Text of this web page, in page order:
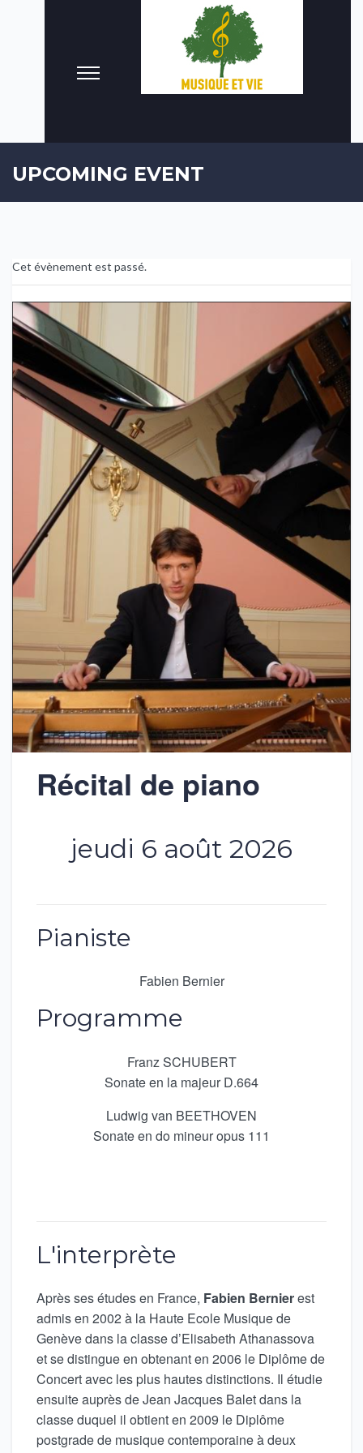
UPCOMING EVENT
Cet évènement est passé.
Récital de piano
jeudi 6 août 2026
Pianiste
Fabien Bernier
Programme
Franz SCHUBERT
Sonate en la majeur D.664
Ludwig van BEETHOVEN
Sonate en do mineur opus 111
L'interprète
Après ses études en France, Fabien Bernierest
admis en 2002 à la Haute Ecole Musique de
Genève dans la classe d’Elisabeth Athanassova
et se distingue en obtenant en 2006 le Diplôme de
Concert avec les plus hautes distinctions. Il étudie
ensuite auprès de Jean Jacques Balet dans la
classe duquel il obtient en 2009 le Diplôme
postgrade de musique contemporaine à deux